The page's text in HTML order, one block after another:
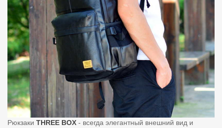
Рюкзаки THREE BOX - всегда элегантный внешний вид и